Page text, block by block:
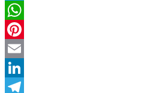
Twitter
WhatsApp
Pinterest
Email
LinkedIn